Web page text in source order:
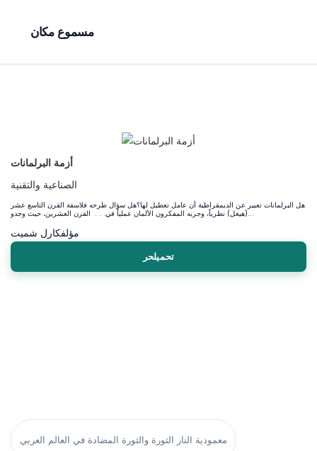
مسموع مكان
معمودية النار الثورة والثورة المضادة في العالم العربي
أزمة البرلمانات
الصناعية والتقنية
هل البرلمانات تعبير عن الديمقراطية أن عامل تعطيل لها؟هل سؤال طرحه فلاسفة القرن التاسع عشر
مؤلفكارل شميت
تحميلحر